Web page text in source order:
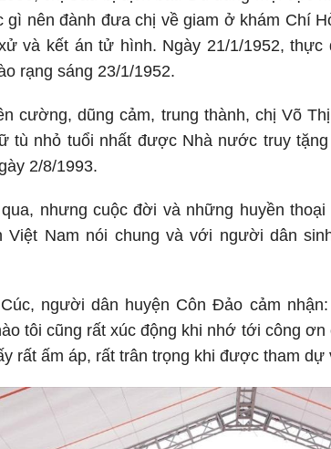
gì nên đành đưa chị về giam ở khám Chí
và kết án tử hình. Ngày 21/1/1952,
rạng sáng 23/1/1952.
cường, dũng cảm, trung thành, chị Võ
tù nhỏ tuổi nhất được Nhà nước truy
2/8/1993.
nhưng cuộc đời và những huyền
Việt Nam nói chung và với người dân
người dân huyện Côn Đảo cảm
tôi cũng rất xúc động khi nhớ tới công
rất ấm áp, rất trân trọng khi được tham dự